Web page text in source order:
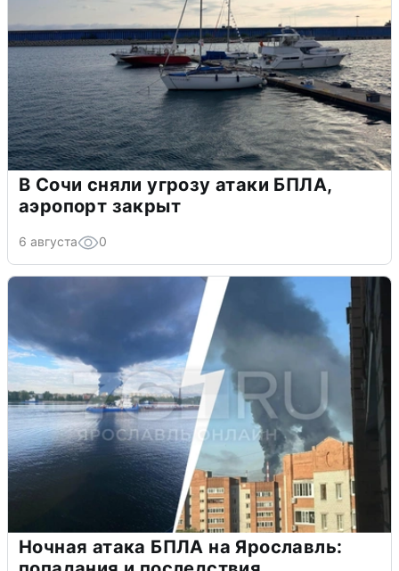
В Сочи сняли угрозу атаки БПЛА,
аэропорт закрыт
6 августа 0
Ночная атака БПЛА на Ярославль: